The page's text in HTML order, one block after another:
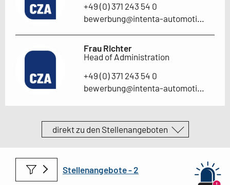
+49 (0) 371 243 54 0
Frau Richter
Head of Administration
+49 (0) 371 243 54 0
bewerbung@intenta-automotive.de
direkt zu den Stellenangeboten
Stellenangebote -